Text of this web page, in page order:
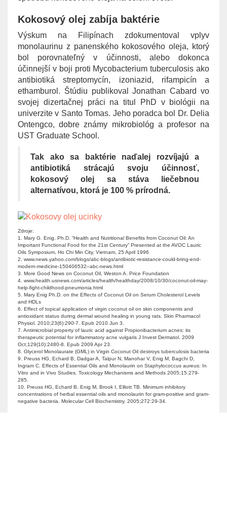
Kokosový olej zabíja baktérie
Výskum na Filipínach zdokumentoval vplyv
monolaurinu z panenského kokosového oleja, ktorý
bol porovnateľný v účinnosti, alebo dokonca
účinnejší v boji proti Mycobacterium tuberculosis ako
antibiotiká streptomycín, izoniazid, rifampicín a
ethamburol. Štúdiu publikoval Jonathan Cabard vo
svojej dizertačnej práci na titul PhD v biológii na
univerzite v Santo Tomas. Jeho poradca bol Dr. Delia
Ontengco, dobre známy mikrobiológ a profesor na
UST Graduate School.
Tak ako sa baktérie naďalej rozvíjajú a
antibiotiká strácajú svoju účinnosť,
kokosový olej sa stáva liečebnou
alternatívou, ktorá je 100 % prírodná.
Zdroje:
1. Mary G. Enig, Ph.D. “Health and Nutritional Benefits from Coconut Oil: An
Important Functional Food for the 21st Century” Presented at the AVOC Lauric
Oils Symposium, Ho Chi Min City, Vietnam, 25 April 1996
2. www.news.yahoo.com/blogs/abc-blogs/antibiotic-resistance-could-bring-end-
modern-medicine-150406532–abc-news.html
3. More Good News on Coconut Oil, Weston A. Price Foundation
4. www.health.usnews.com/articles/health/healthday/2008/10/30/coconut-oil-may-
help-fight-childhood-pneumonia.html
5. Mary Enig Ph.D. on the Effects of Coconut Oil on Serum Cholesterol Levels
and HDLs
6. Effect of topical application of virgin coconut oil on skin components and
antioxidant status during dermal wound healing in young rats. Skin Pharmacol
Physiol. 2010;23(6):290-7. Epub 2010 Jun 3.
7. Antimicrobial property of lauric acid against Propionibacterium acnes: its
therapeutic potential for inflammatory acne vulgaris J Invest Dermatol. 2009
Oct;129(10):2480-8. Epub 2009 Apr 23.
8. Glycerol Monolaurate (GML) in Virgin Coconut Oil destroys tuberculosis bacteria
9. Preuss HG, Echard B, Dadgar A, Talpur N, Manohar V, Enig M, Bagchi D,
Ingram C. Effects of Essential Oils and Monolaurin on Staphylococcus aureus: In
Vitro and in Vivo Studies. Toxicology Mechanisms and Methods 2005;15:279-
285.
10. Preuss HG, Echard B, Enig M, Brook I, Elliott TB. Minimum inhibitory
concentrations of herbal essential oils and monolaurin for gram-positive and gram-
negative bacteria. Molecular Cell Biochemistry. 2005;272:29-34.